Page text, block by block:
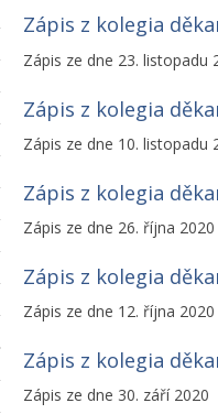
Zápis z kolegia
Zápis ze dne 23. listopadu
Zápis z kolegia
Zápis ze dne 10. listopadu
Zápis z kolegia
Zápis ze dne 26. října 2020
Zápis z kolegia
Zápis ze dne 12. října 2020
Zápis z kolegia
Zápis ze dne 30. září 2020